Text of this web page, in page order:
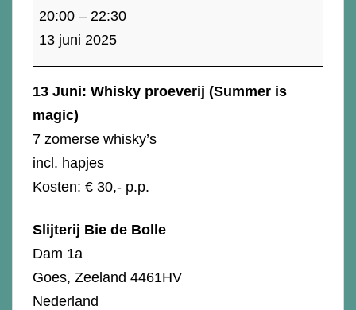
Whisky
proeverij
Magic)
20:00 – 22:30
13 juni 2025
13 Juni: Whisky proeverij (Summer is
magic)
7 zomerse whisky’s
incl. hapjes
Kosten: € 30,- p.p.
Slijterij Bie de Bolle
Dam 1a
Goes, Zeeland 4461HV
Nederland